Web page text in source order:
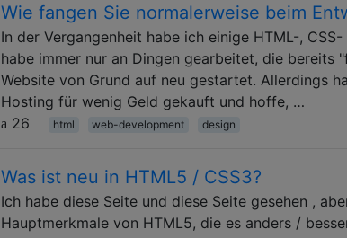
Wie fangen Sie normalerweise beim
In der Vergangenheit habe ich einige HTML-,
habe immer nur an Dingen gearbeitet, die bereits
Website von Grund auf neu gestartet. Allerdings
Hosting für wenig Geld gekauft und hoffe, …
26
html web-development design
Was ist neu in HTML5 / CSS3?
Ich habe diese Seite und diese Seite gesehen ,
Hauptmerkmale von HTML5, die es anders /